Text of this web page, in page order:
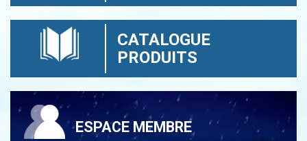
CATALOGUE
PRODUITS
ESPACE MEMBRE